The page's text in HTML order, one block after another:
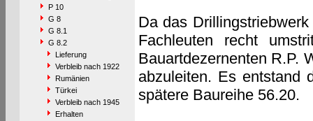
P 10
G 8
G 8.1
G 8.2
Lieferung
Verbleib nach 1922
Rumänien
Türkei
Verbleib nach 1945
Erhalten
Da das
Fachleuten recht
Bauartdezernenten R.P.
abzuleiten. Es entstand
spätere Baureihe 56.20.